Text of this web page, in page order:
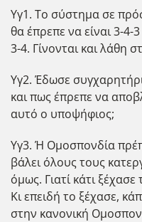
Υγ1. Το σύστημα σε
θα έπρεπε να είναι 3-4-
3-4. Γίνονται και λάθη
Υγ2. Έδωσε
και πως έπρεπε να
αυτό ο υποψήφιος;
Υγ3. Ή Ομοσπονδία
βάλει όλους τους
όμως. Γιατί κάτι
Κι επειδή το ξέχασε,
στην κανονική